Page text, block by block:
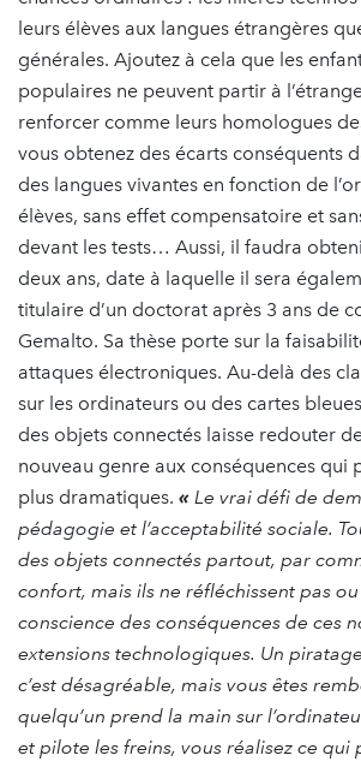
leurs élèves aux langues étrangères
générales. Ajoutez à cela que les
populaires ne peuvent partir à
renforcer comme leurs homologues
vous obtenez des écarts conséquents
des langues vivantes en fonction de
élèves, sans effet compensatoire et
devant les tests… Aussi, il faudra
deux ans, date à laquelle il sera
titulaire d’un doctorat après 3 ans de
Gemalto. Sa thèse porte sur la
attaques électroniques. Au-delà des
sur les ordinateurs ou des cartes
des objets connectés laisse redouter
nouveau genre aux conséquences qui
plus dramatiques. « Le vrai défi de
pédagogie et l’acceptabilité sociale.
des objets connectés partout, par
confort, mais ils ne réfléchissent pas ou
conscience des conséquences de ces
extensions technologiques. Un
c’est désagréable, mais vous êtes
quelqu’un prend la main sur
et pilote les freins, vous réalisez ce qui